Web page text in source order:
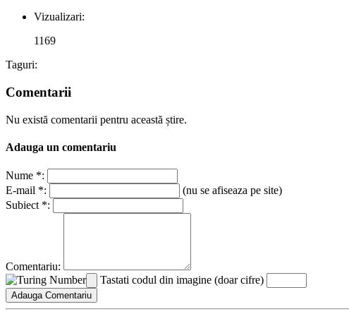
Vizualizari:
1169
Taguri:
Comentarii
Nu există comentarii pentru această știre.
Adauga un comentariu
Nume *:
E-mail *:
(nu se afiseaza pe site)
Subiect *:
Comentariu:
Tastati codul din imagine (doar cifre)